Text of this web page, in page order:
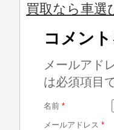
買取なら車選
コメン
メールアド
は必須項目
名前 *
メールアドレス *